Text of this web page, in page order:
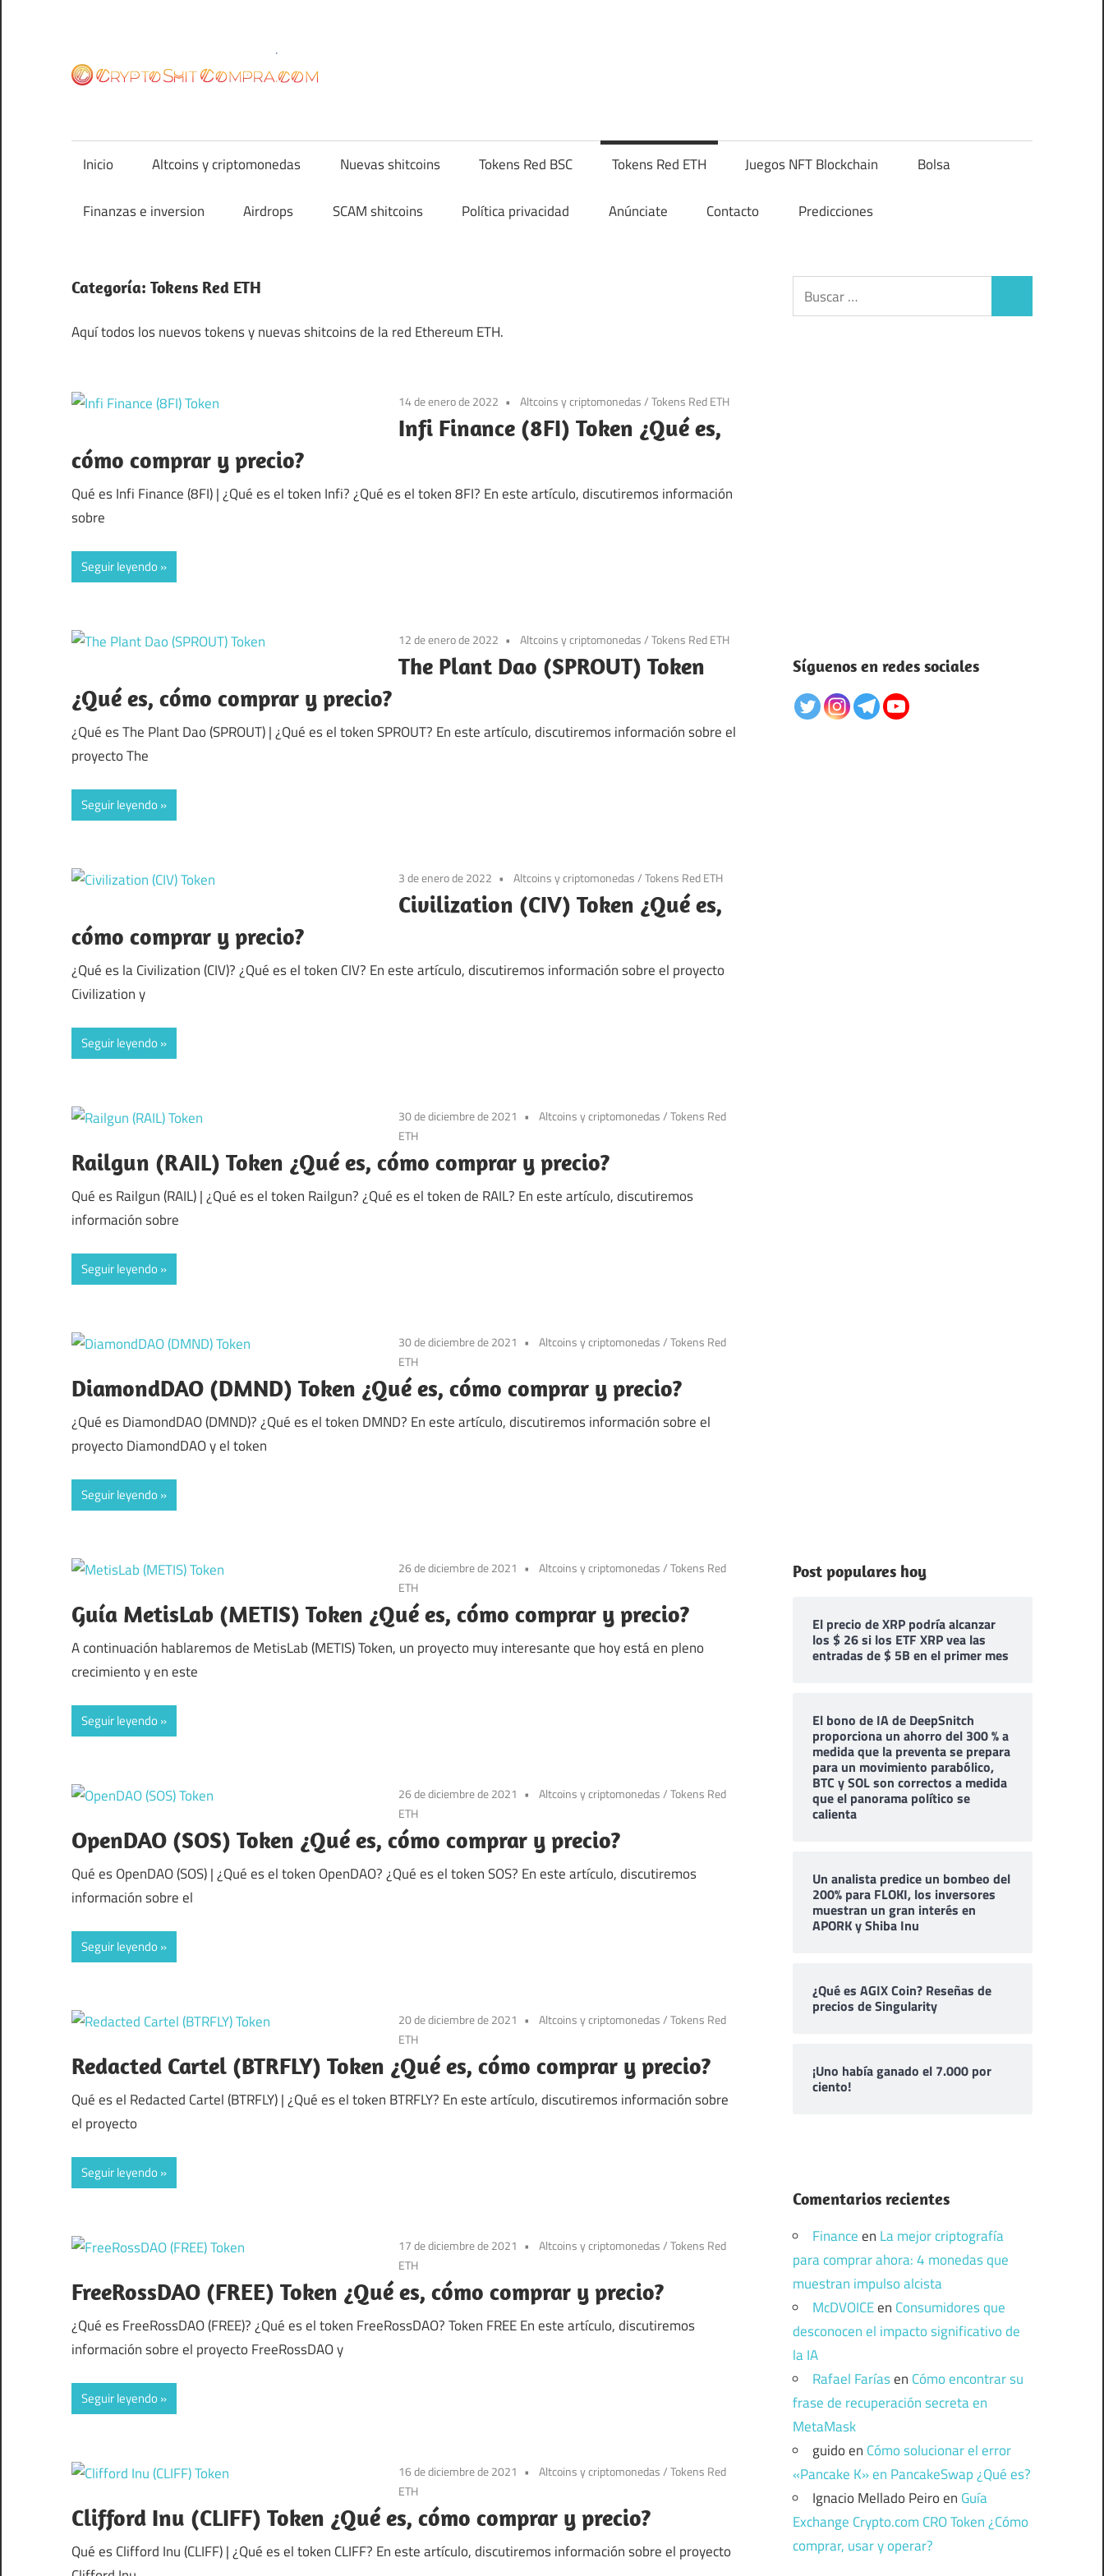
Inicio Altcoins y criptomonedas Nuevas shitcoins Tokens Red BSC Tokens Red ETH Juegos NFT Blockchain Bolsa
Finanzas e inversion Airdrops SCAM shitcoins Política privacidad Anúnciate Contacto Predicciones
Categoría: Tokens Red ETH
Aquí todos los nuevos tokens y nuevas shitcoins de la red Ethereum ETH.
14 de enero de 2022 Altcoins y criptomonedas/Tokens Red ETH
Infi Finance (8FI) Token ¿Qué es,
cómo comprar y precio?
Qué es Infi Finance (8FI) | ¿Qué es el token Infi? ¿Qué es el token 8FI? En este artículo, discutiremos información
sobre
Seguir leyendo
12 de enero de 2022 Altcoins y criptomonedas/Tokens Red ETH
The Plant Dao (SPROUT) Token
¿Qué es, cómo comprar y precio?
¿Qué es The Plant Dao (SPROUT) | ¿Qué es el token SPROUT? En este artículo, discutiremos información sobre el
proyecto The
Seguir leyendo
3 de enero de 2022 Altcoins y criptomonedas/Tokens Red ETH
Civilization (CIV) Token ¿Qué es,
cómo comprar y precio?
¿Qué es la Civilization (CIV)? ¿Qué es el token CIV? En este artículo, discutiremos información sobre el proyecto
Civilization y
Seguir leyendo
30 de diciembre de 2021 Altcoins y criptomonedas/Tokens Red
ETH
Railgun (RAIL) Token ¿Qué es, cómo comprar y precio?
Qué es Railgun (RAIL) | ¿Qué es el token Railgun? ¿Qué es el token de RAIL? En este artículo, discutiremos
información sobre
Seguir leyendo
30 de diciembre de 2021 Altcoins y criptomonedas/Tokens Red
ETH
DiamondDAO (DMND) Token ¿Qué es, cómo comprar y precio?
¿Qué es DiamondDAO (DMND)? ¿Qué es el token DMND? En este artículo, discutiremos información sobre el
proyecto DiamondDAO y el token
Seguir leyendo
26 de diciembre de 2021 Altcoins y criptomonedas/Tokens Red
ETH
Guía MetisLab (METIS) Token ¿Qué es, cómo comprar y precio?
A continuación hablaremos de MetisLab (METIS) Token, un proyecto muy interesante que hoy está en pleno
crecimiento y en este
Seguir leyendo
26 de diciembre de 2021 Altcoins y criptomonedas/Tokens Red
ETH
OpenDAO (SOS) Token ¿Qué es, cómo comprar y precio?
Qué es OpenDAO (SOS) | ¿Qué es el token OpenDAO? ¿Qué es el token SOS? En este artículo, discutiremos
información sobre el
Seguir leyendo
20 de diciembre de 2021 Altcoins y criptomonedas/Tokens Red
ETH
Redacted Cartel (BTRFLY) Token ¿Qué es, cómo comprar y precio?
Qué es el Redacted Cartel (BTRFLY) | ¿Qué es el token BTRFLY? En este artículo, discutiremos información sobre
el proyecto
Seguir leyendo
17 de diciembre de 2021 Altcoins y criptomonedas/Tokens Red
ETH
FreeRossDAO (FREE) Token ¿Qué es, cómo comprar y precio?
¿Qué es FreeRossDAO (FREE)? ¿Qué es el token FreeRossDAO? Token FREE En este artículo, discutiremos
información sobre el proyecto FreeRossDAO y
Seguir leyendo
16 de diciembre de 2021 Altcoins y criptomonedas/Tokens Red
ETH
Clifford Inu (CLIFF) Token ¿Qué es, cómo comprar y precio?
Qué es Clifford Inu (CLIFF) | ¿Qué es el token CLIFF? En este artículo, discutiremos información sobre el proyecto
Buscar:
Síguenos en redes sociales
Post populares hoy
El precio de XRP podría alcanzar
los $ 26 si los ETF XRP vea las
entradas de $ 5B en el primer mes
El bono de IA de DeepSnitch
proporciona un ahorro del 300 % a
medida que la preventa se prepara
para un movimiento parabólico,
BTC y SOL son correctos a medida
que el panorama político se
calienta
Un analista predice un bombeo del
200% para FLOKI, los inversores
muestran un gran interés en
APORK y Shiba Inu
¿Qué es AGIX Coin? Reseñas de
precios de Singularity
¡Uno había ganado el 7.000 por
ciento!
Comentarios recientes
Financeen La mejor criptografía
para comprar ahora: 4 monedas que
muestran impulso alcista
McDVOICEen Consumidores que
desconocen el impacto significativo de
la IA
Rafael Faríasen Cómo encontrar su
frase de recuperación secreta en
MetaMask
guidoen Cómo solucionar el error
«Pancake K» en PancakeSwap ¿Qué es?
Ignacio Mellado Peiroen Guía
Exchange Crypto.com CRO Token ¿Cómo
comprar, usar y operar?